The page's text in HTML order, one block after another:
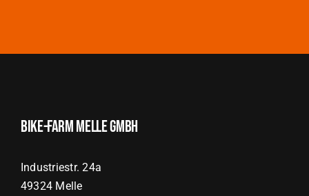
Bike-Farm Melle GmbH
Industriestr. 24a
49324 Melle